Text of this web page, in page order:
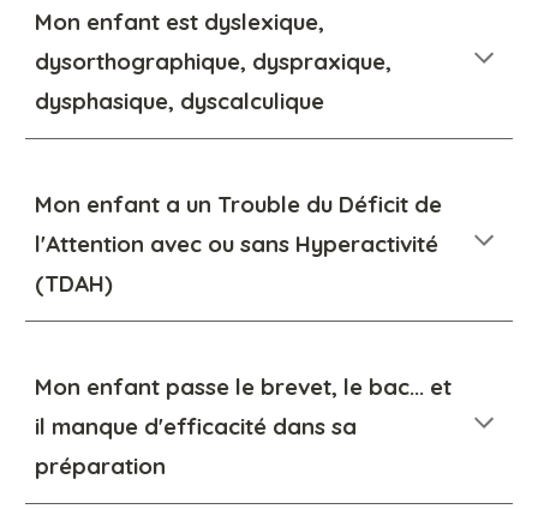
Mon enfant est dyslexique,
dysorthographique, dyspraxique,
dysphasique, dyscalculique
Mon enfant a un Trouble du Déficit de
l'Attention avec ou sans Hyperactivité
(TDAH)
Mon enfant passe le brevet, le bac... et
il manque d'efficacité dans sa
préparation